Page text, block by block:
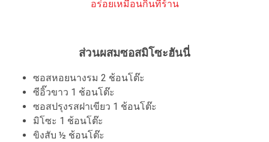
อร่อยเหมือนกินที่ร้าน
ส่วนผสมซอสมิโซะฮันนี่
ซอสหอยนางรม 2 ช้อนโต๊ะ
ซีอิ๊วขาว 1 ช้อนโต๊ะ
ซอสปรุงรสฝาเขียว 1 ช้อนโต๊ะ
มิโซะ 1 ช้อนโต๊ะ
ขิงสับ ½ ช้อนโต๊ะ